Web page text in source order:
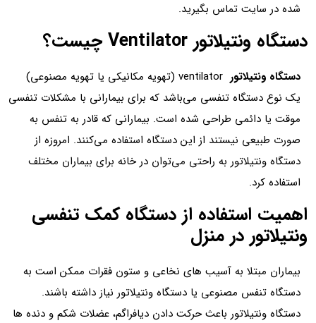
شده در سایت تماس بگیرید.
دستگاه ونتیلاتور Ventilator چیست؟
دستگاه ونتیلاتور
ventilator (تهویه مکانیکی یا تهویه مصنوعی)
یک نوع دستگاه تنفسی می‌باشد که برای بیمارانی با مشکلات تنفسی
موقت یا دائمی طراحی شده است. بیمارانی که قادر به تنفس به
صورت طبیعی نیستند از این دستگاه استفاده می‌کنند. امروزه از
دستگاه ونتیلاتور به راحتی می‌توان در خانه برای بیماران مختلف
استفاده کرد.
اهمیت استفاده از دستگاه کمک تنفسی
ونتیلاتور در منزل
بیماران مبتلا به آسیب های نخاعی و ستون فقرات ممکن است به
دستگاه تنفس مصنوعی یا دستگاه ونتیلاتور نیاز داشته باشند.
دستگاه ونتیلاتور باعث حرکت دادن دیافراگم، عضلات شکم و دنده ها